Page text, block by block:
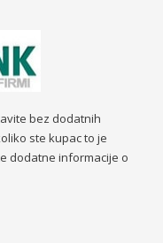
bez dodatnih
ste kupac to je
dodatne informacije o